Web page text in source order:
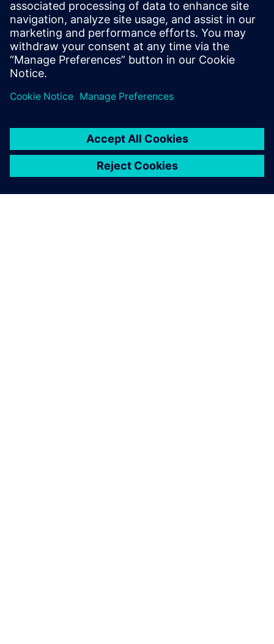
Intelligence
artificielle
industrielle pour
Polarion
Analyser | Optimiser | Générer